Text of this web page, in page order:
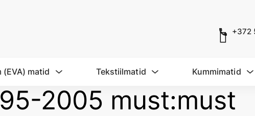
+372
(EVA) matid Tekstiilmatid Kummimatid
2005 must:must